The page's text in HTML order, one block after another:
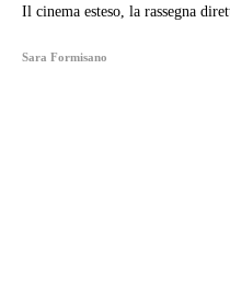
Il cinema esteso, la rassegna
Sara Formisano